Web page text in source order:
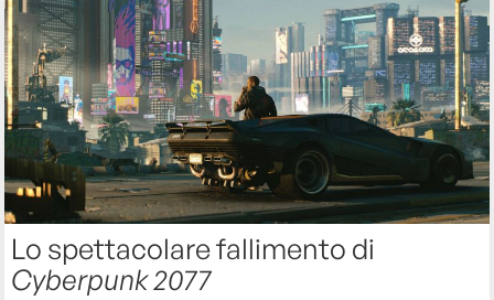
Lo spettacolare fallimento di
Cyberpunk 2077